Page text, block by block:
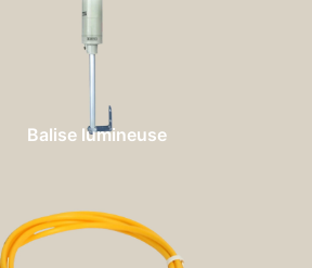
Balise lumineuse